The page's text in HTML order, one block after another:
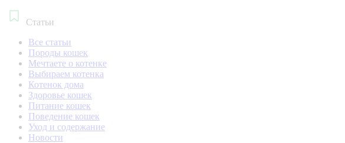
Статьи
Все статьи
Породы кошек
Мечтаете о котенке
Выбираем котенка
Котенок дома
Здоровье кошек
Питание кошек
Поведение кошек
Уход и содержание
Новости